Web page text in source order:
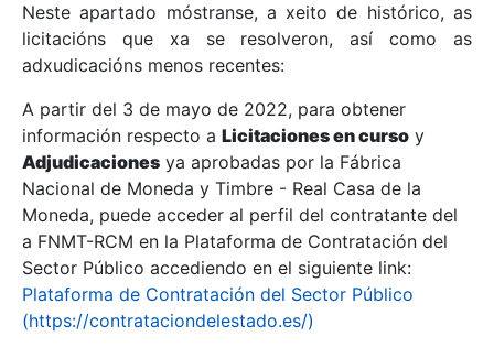
Mostrar/Ocultar
Mostrar/Ocultar
Mostrar/Ocultar
Neste apartado móstranse, a xeito de histórico, as
licitacións que xa se resolveron, así como as
adxudicacións menos recentes:
A partir del 3 de mayo de 2022, para obtener
información respecto a Licitaciones en curso y
Adjudicaciones ya aprobadas por la Fábrica
Nacional de Moneda y Timbre - Real Casa de la
Moneda, puede acceder al perfil del contratante del
a FNMT-RCM en la Plataforma de Contratación del
Sector Público accediendo en el siguiente link:
Plataforma de Contratación del Sector Público
(https://contrataciondelestado.es/)